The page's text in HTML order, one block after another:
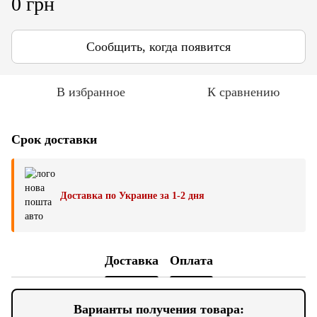
Сообщить, когда появится
В избранное К сравнению
Срок доставки
Доставка по Украине за 1-2 дня
Доставка Оплата
Варианты получения товара: